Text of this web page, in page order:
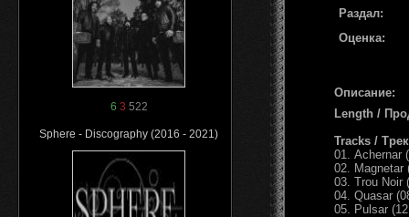
6 3 522
Sphere - Discography (2016 - 2021)
Раздал:
Оценка:
Описание:
Length /
Tracks /
01. Achernar
02. Magnetar
03. Trou Noir
04. Quasar
05. Pulsar